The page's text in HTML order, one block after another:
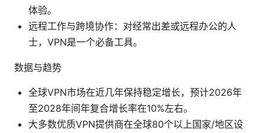
体验。
远程工作与跨境协作：对经常出差或远程办公的人
士，VPN是一个必备工具。
数据与趋势
全球VPN市场在近几年保持稳定增长，预计2026年
至2028年间年复合增长率在10%左右。
大多数优质VPN提供商在全球80个以上国家/地区设